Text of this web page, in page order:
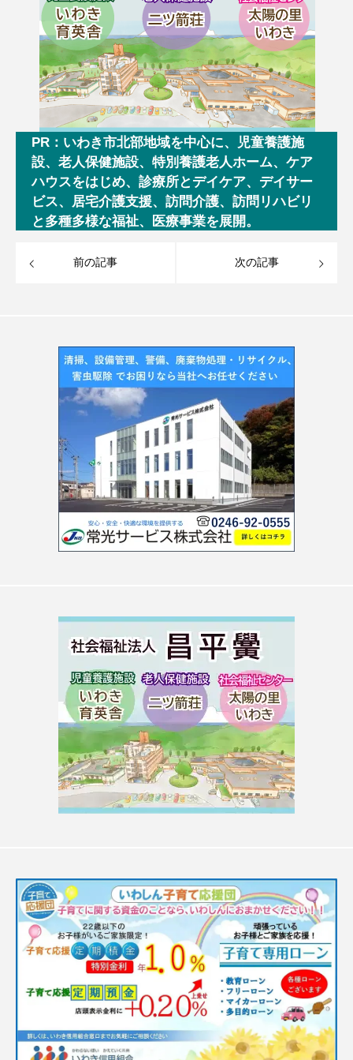
PR：いわき市北部地域を中心に、児童養護施
設、老人保健施設、特別養護老人ホーム、ケア
ハウスをはじめ、診療所とデイケア、デイサー
ビス、居宅介護支援、訪問介護、訪問リハビリ
と多種多様な福祉、医療事業を展開。
前の記事 次の記事